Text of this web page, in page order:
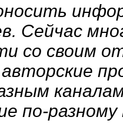
Сейчас
со своим
по-